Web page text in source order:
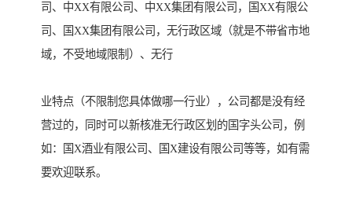
司、中XX有限公司、中XX集团有限公司，国XX有限公
司、国XX集团有限公司，无行政区域（就是不带省市地
域，不受地域限制）、无行
业特点（不限制您具体做哪一行业），公司都是没有经
营过的，同时可以新核准无行政区划的国字头公司，例
如：国X酒业有限公司、国X建设有限公司等等，如有需
要欢迎联系。